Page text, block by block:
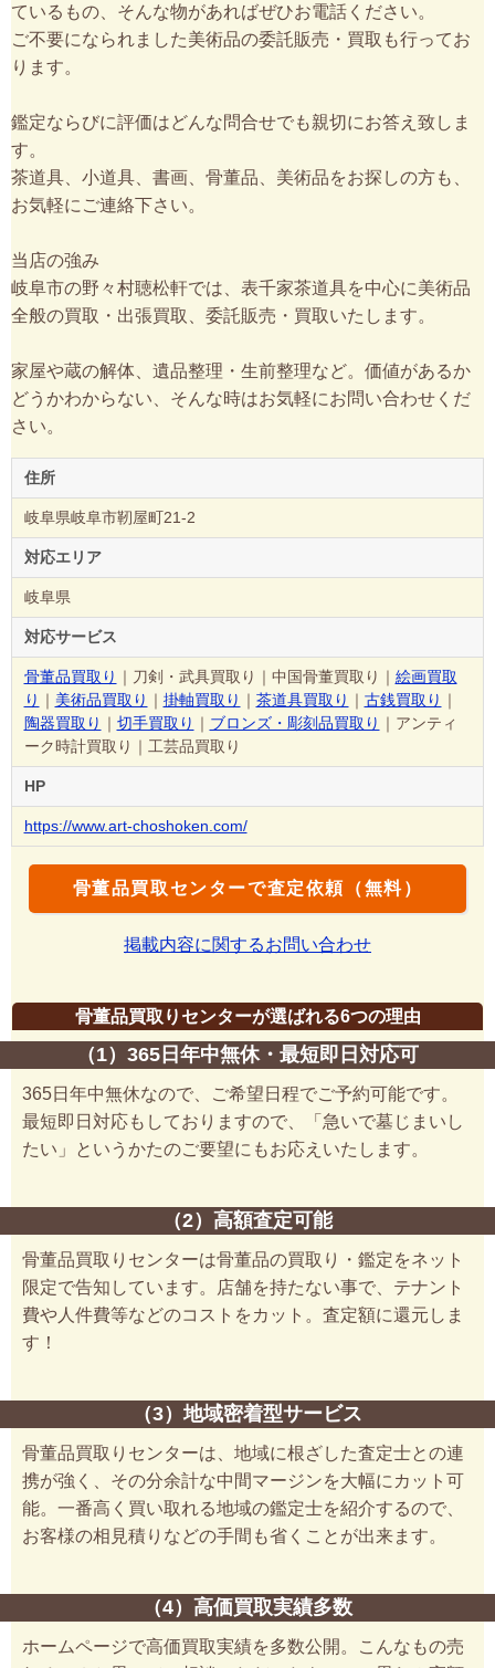
ているもの、そんな物があればぜひお電話ください。
ご不要になられました美術品の委託販売・買取も行ってお
ります。
鑑定ならびに評価はどんな問合せでも親切にお答え致しま
す。
茶道具、小道具、書画、骨董品、美術品をお探しの方も、
お気軽にご連絡下さい。
当店の強み
岐阜市の野々村聴松軒では、表千家茶道具を中心に美術品
全般の買取・出張買取、委託販売・買取いたします。
家屋や蔵の解体、遺品整理・生前整理など。価値があるか
どうかわからない、そんな時はお気軽にお問い合わせくだ
さい。
住所
岐阜県岐阜市靭屋町21-2
対応エリア
岐阜県
対応サービス
骨董品買取り ｜刀剣・武具買取り｜中国骨董買取り｜ 絵画買取
り ｜ 美術品買取り ｜ 掛軸買取り ｜ 茶道具買取り ｜ 古銭買取り ｜
陶器買取り ｜ 切手買取り ｜ ブロンズ・彫刻品買取り ｜アンティ
ーク時計買取り｜工芸品買取り
HP
https://www.art-choshoken.com/
骨董品買取センターで査定依頼（無料）
掲載内容に関するお問い合わせ
骨董品買取りセンターが選ばれる6つの理由
（1）365日年中無休・最短即日対応可
365日年中無休なので、ご希望日程でご予約可能です。
最短即日対応もしておりますので、「急いで墓じまいし
たい」というかたのご要望にもお応えいたします。
（2）高額査定可能
骨董品買取りセンターは骨董品の買取り・鑑定をネット
限定で告知しています。店舗を持たない事で、テナント
費や人件費等などのコストをカット。査定額に還元しま
す！
（3）地域密着型サービス
骨董品買取りセンターは、地域に根ざした査定士との連
携が強く、その分余計な中間マージンを大幅にカット可
能。一番高く買い取れる地域の鑑定士を紹介するので、
お客様の相見積りなどの手間も省くことが出来ます。
（4）高価買取実績多数
ホームページで高価買取実績を多数公開。こんなもの売